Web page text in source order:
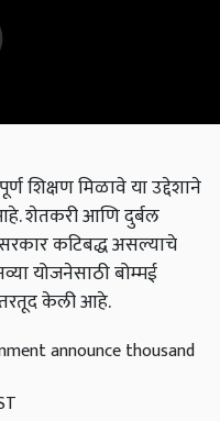
शिक्षण मिळावे या उद्देशाने
शेतकरी आणि दुर्बल
कटिबद्ध असल्याचे
योजनेसाठी बोम्मई
तरतूद केली आहे.
announce thousand